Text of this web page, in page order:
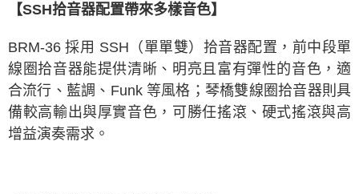
【SSH拾音器配置帶來多樣音色】
BRM-36 採用 SSH（單單雙）拾音器配置，前中段單
線圈拾音器能提供清晰、明亮且富有彈性的音色，適
合流行、藍調、Funk 等風格；琴橋雙線圈拾音器則具
備較高輸出與厚實音色，可勝任搖滾、硬式搖滾與高
增益演奏需求。